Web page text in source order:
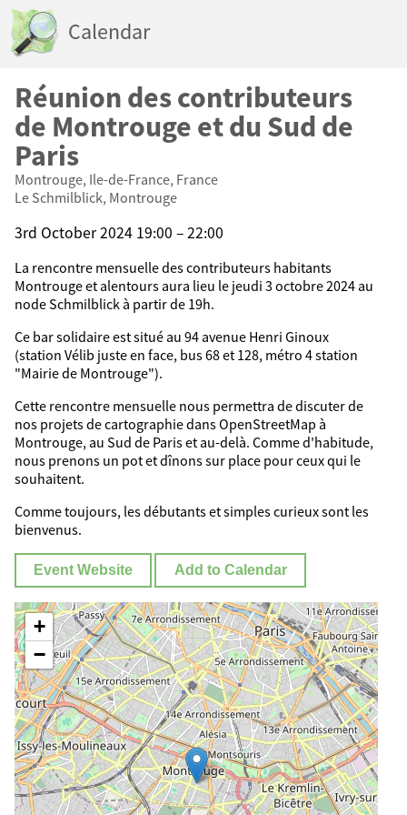
Calendar
Réunion des contributeurs
de Montrouge et du Sud de
Paris
Montrouge, Ile-de-France, France
Le Schmilblick, Montrouge
3rd October 2024 19:00 – 22:00
La rencontre mensuelle des contributeurs habitants
Montrouge et alentours aura lieu le jeudi 3 octobre 2024 au
node Schmilblick à partir de 19h.
Ce bar solidaire est situé au 94 avenue Henri Ginoux
(station Vélib juste en face, bus 68 et 128, métro 4 station
"Mairie de Montrouge").
Cette rencontre mensuelle nous permettra de discuter de
nos projets de cartographie dans OpenStreetMap à
Montrouge, au Sud de Paris et au-delà. Comme d'habitude,
nous prenons un pot et dînons sur place pour ceux qui le
souhaitent.
Comme toujours, les débutants et simples curieux sont les
bienvenus.
Event Website Add to Calendar
+
−